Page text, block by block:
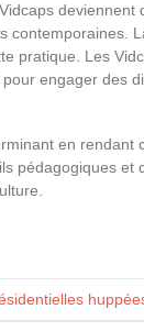
deviennent
contemporaines.
pratique. Les
engager des
en rendant
pédagogiques et